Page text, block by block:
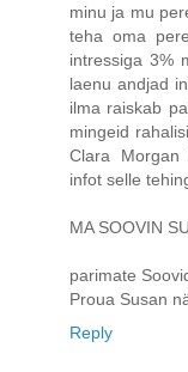
minu ja mu
teha oma
intressiga 3%
laenu andjad
ilma raiskab
mingeid
Clara Morgan
infot selle
MA SOOVIN
parimate
Proua Susan
Reply